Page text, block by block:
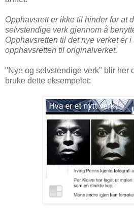
Opphavsrett er ikke til hinder for at
selvstendige verk gjennom å
Opphavsretten til det nye verket er
opphavsretten til originalverket.
"Nye og selvstendige verk" blir her
bruke dette eksempelet: